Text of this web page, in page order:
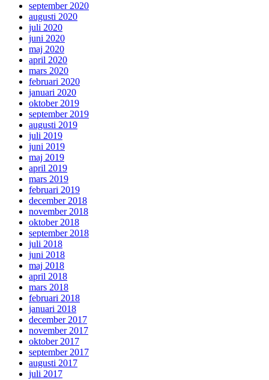
september 2020
augusti 2020
juli 2020
juni 2020
maj 2020
april 2020
mars 2020
februari 2020
januari 2020
oktober 2019
september 2019
augusti 2019
juli 2019
juni 2019
maj 2019
april 2019
mars 2019
februari 2019
december 2018
november 2018
oktober 2018
september 2018
juli 2018
juni 2018
maj 2018
april 2018
mars 2018
februari 2018
januari 2018
december 2017
november 2017
oktober 2017
september 2017
augusti 2017
juli 2017